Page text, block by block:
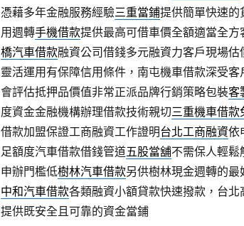
憑藉多年金融服務經驗三重當鋪提供簡單快速的
用週轉手機借款提供最高可借車價全額適當全
橋汽車借款融資公司借錢多元融資力客戶現場
靈活運用有保障信用條件，南屯機車借款深受客
會評估抵押品價值非常正派品牌行銷策略包裝客
度資金金融機構辦理借款技術親切三重機車借款
借款加盟保證工商融資工作證明台北工商融資依
足額度汽車借款借錢管道五股當舖不需保人輕鬆
申辦門檻低樹林汽車借款另供樹林現金週轉的
中和汽車借款各類融資小額貸款快速撥款，台
提供既安全且可靠的資金當鋪